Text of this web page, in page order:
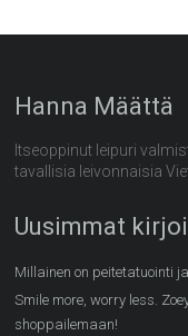
Hanna Määttä
Itseoppinut leipuri
tavallisia leivonnaisia
Uusimmat
Millainen on peitetatuointi
Smile more, worry less.
shoppailemaan!